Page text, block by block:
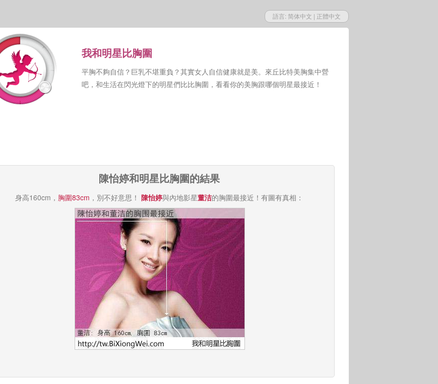
語言: 简体中文 | 正體中文
我和明星比胸圍
平胸不夠自信？巨乳不堪重負？其實女人自信健康就是美。來丘比特美胸集中營
吧，和生活在閃光燈下的明星們比比胸圍，看看你的美胸跟哪個明星最接近！
陳怡婷和明星比胸圍的結果
身高160cm， 胸圍83cm ，別不好意思！ 陳怡婷與內地影星董洁的胸圍最接近！有圖有真相：